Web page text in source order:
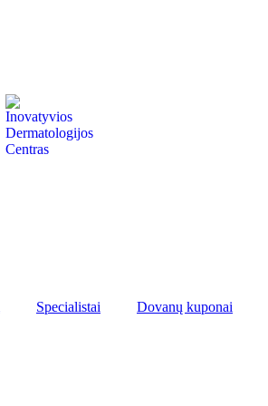
Specialistai Dovanų kuponai